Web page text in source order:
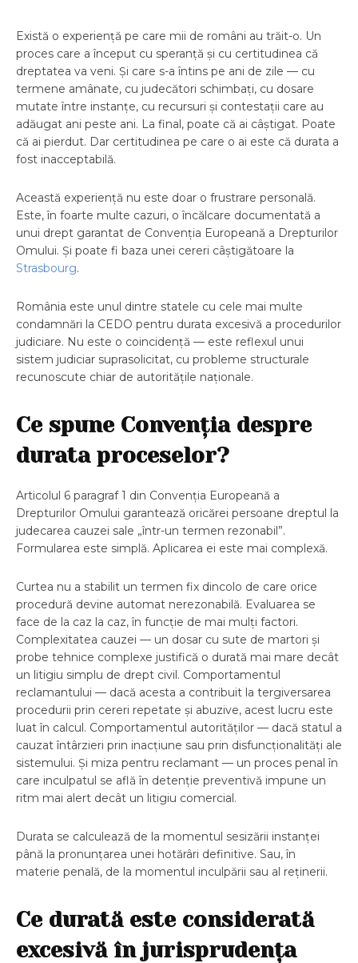
Există o experiență pe care mii de români au trăit-o. Un
proces care a început cu speranță și cu certitudinea că
dreptatea va veni. Și care s-a întins pe ani de zile — cu
termene amânate, cu judecători schimbați, cu dosare
mutate între instanțe, cu recursuri și contestații care au
adăugat ani peste ani. La final, poate că ai câștigat. Poate
că ai pierdut. Dar certitudinea pe care o ai este că durata a
fost inacceptabilă.
Această experiență nu este doar o frustrare personală.
Este, în foarte multe cazuri, o încălcare documentată a
unui drept garantat de Convenția Europeană a Drepturilor
Omului. Și poate fi baza unei cereri câștigătoare la
Strasbourg.
România este unul dintre statele cu cele mai multe
condamnări la CEDO pentru durata excesivă a procedurilor
judiciare. Nu este o coincidență — este reflexul unui
sistem judiciar suprasolicitat, cu probleme structurale
recunoscute chiar de autoritățile naționale.
Ce spune Convenția despre
durata proceselor?
Articolul 6 paragraf 1 din Convenția Europeană a
Drepturilor Omului garantează oricărei persoane dreptul la
judecarea cauzei sale „într-un termen rezonabil”.
Formularea este simplă. Aplicarea ei este mai complexă.
Curtea nu a stabilit un termen fix dincolo de care orice
procedură devine automat nerezonabilă. Evaluarea se
face de la caz la caz, în funcție de mai mulți factori.
Complexitatea cauzei — un dosar cu sute de martori și
probe tehnice complexe justifică o durată mai mare decât
un litigiu simplu de drept civil. Comportamentul
reclamantului — dacă acesta a contribuit la tergiversarea
procedurii prin cereri repetate și abuzive, acest lucru este
luat în calcul. Comportamentul autorităților — dacă statul a
cauzat întârzieri prin inacțiune sau prin disfuncționalități ale
sistemului. Și miza pentru reclamant — un proces penal în
care inculpatul se află în detenție preventivă impune un
ritm mai alert decât un litigiu comercial.
Durata se calculează de la momentul sesizării instanței
până la pronunțarea unei hotărâri definitive. Sau, în
materie penală, de la momentul inculpării sau al reținerii.
Ce durată este considerată
excesivă în jurisprudența